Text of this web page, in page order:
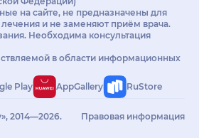
на сайте, не предназначены для
лечения и не заменяют приём врача.
Необходима консультация
в области информационных
Play AppGallery RuStore
2014—2026.
Правовая информация